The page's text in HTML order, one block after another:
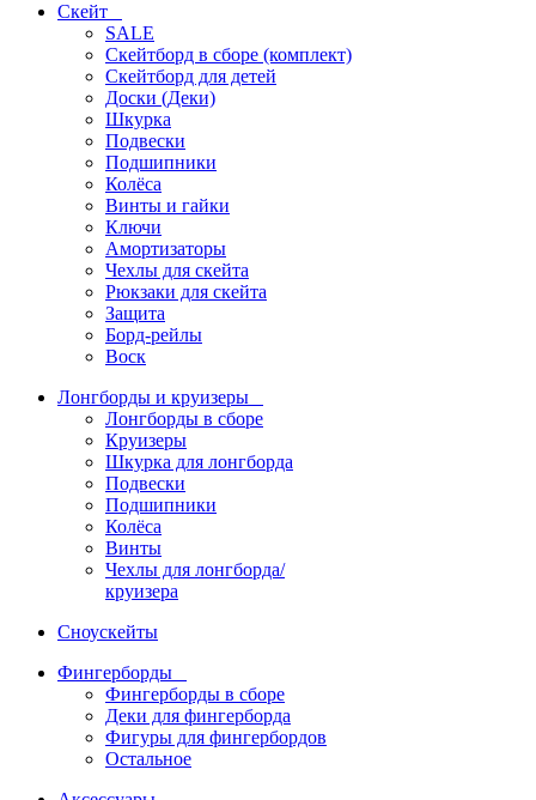
Скейт
SALE
Скейтборд в сборе (комплект)
Скейтборд для детей
Доски (Деки)
Шкурка
Подвески
Подшипники
Колёса
Винты и гайки
Ключи
Амортизаторы
Чехлы для скейта
Рюкзаки для скейта
Защита
Борд-рейлы
Воск
Лонгборды и круизеры
Лонгборды в сборе
Круизеры
Шкурка для лонгборда
Подвески
Подшипники
Колёса
Винты
Чехлы для лонгборда/
круизера
Сноускейты
Фингерборды
Фингерборды в сборе
Деки для фингерборда
Фигуры для фингербордов
Остальное